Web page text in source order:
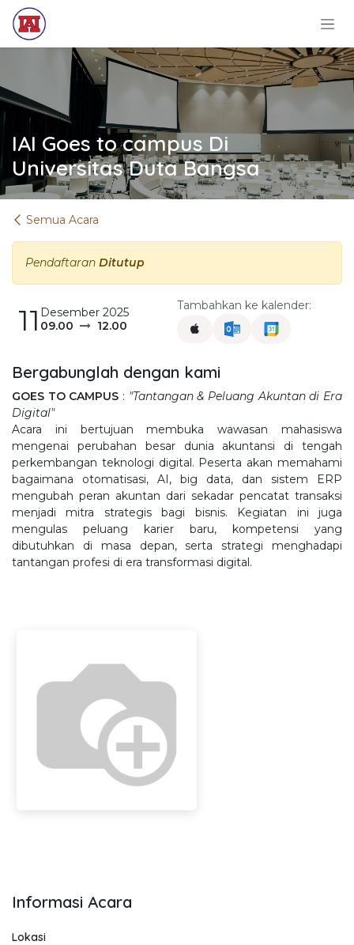
Skip ke Konten
IAI Goes to campus Di
Universitas Duta Bangsa
Semua Acara
Pendaftaran Ditutup
11 Desember 2025
09.00
12.00
Tambahkan ke kalender:
Bergabunglah dengan kami
GOES TO CAMPUS : "Tantangan & Peluang Akuntan di Era
Digital"
Acara ini bertujuan membuka wawasan mahasiswa
mengenai perubahan besar dunia akuntansi di tengah
perkembangan teknologi digital. Peserta akan memahami
bagaimana otomatisasi, AI, big data, dan sistem ERP
mengubah peran akuntan dari sekadar pencatat transaksi
menjadi mitra strategis bagi bisnis. Kegiatan ini juga
mengulas peluang karier baru, kompetensi yang
dibutuhkan di masa depan, serta strategi menghadapi
tantangan profesi di era transformasi digital.
Informasi Acara
Lokasi